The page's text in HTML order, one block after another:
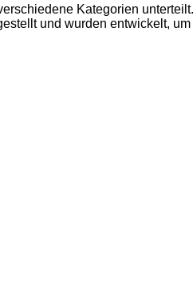
Kategorien
und wurden entwickelt,